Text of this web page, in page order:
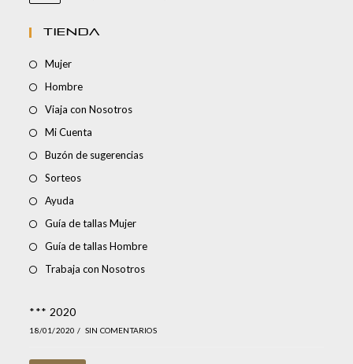
TIENDA
Mujer
Hombre
Viaja con Nosotros
Mi Cuenta
Buzón de sugerencias
Sorteos
Ayuda
Guía de tallas Mujer
Guía de tallas Hombre
Trabaja con Nosotros
*** 2020
18/01/2020 / SIN COMENTARIOS